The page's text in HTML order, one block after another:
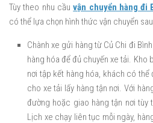
Tùy theo nhu cầuvận chuyển hàng đi
có thể lựa chọn hình thức vận chuyển
Chành xe gửi hàng từ Củ Chi đi
hàng hóa để đủ chuyến xe tải. Kho
nơi tập kết hàng hóa, khách có
cho xe tải lấy hàng tận nơi. Với
đường hoặc giao hàng tận nơi tùy
Lịch xe chạy liên tục mỗi ngày,